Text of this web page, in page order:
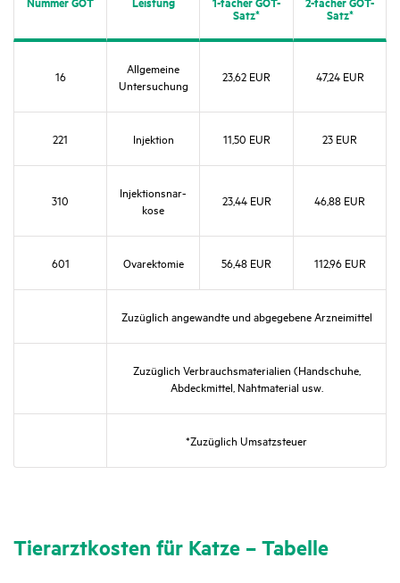
Satz* Satz*
16
Allge­meine
Unter­su­chung
23,62 EUR 47,24 EUR
221 Injek­tion 11,50 EUR 23 EUR
310
Injek­ti­ons­nar­
kose
23,44 EUR 46,88 EUR
601 Ovarek­tomie 56,48 EUR 112,96 EUR
Zuzüg­lich ange­wandte und abge­ge­bene Arznei­mittel
Zuzüg­lich Verbrauchs­ma­te­ria­lien (Hand­schuhe,
Abdeck­mittel, Naht­ma­te­rial usw.
*Zuzüg­lich Umsatz­steuer
Tier­arzt­kosten für Katze – Tabelle